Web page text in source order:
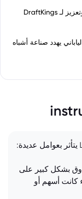
يهدد صناعة أشباه
بشكل كبير على
كانت أسهم أو